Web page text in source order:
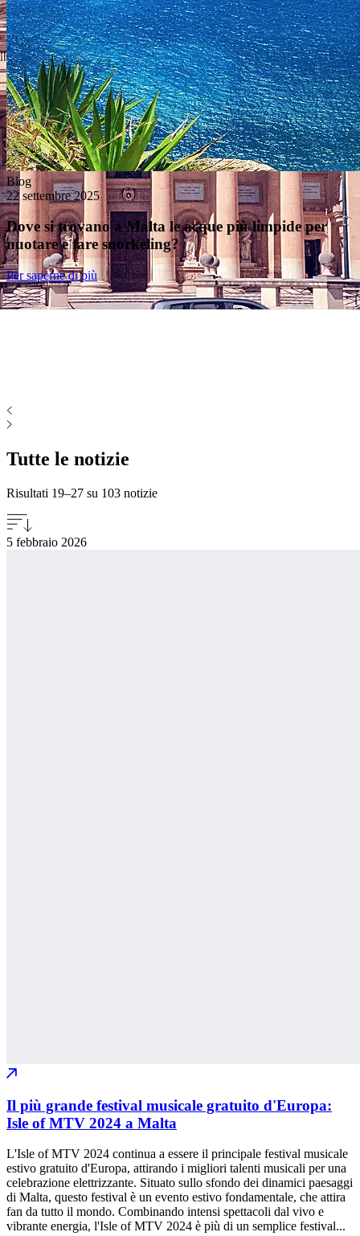
Blog
22 settembre 2025
Dove si trovano a Malta le acque più limpide per
nuotare e fare snorkeling?
Per saperne di più
Tutte le notizie
Risultati 19–27 su 103 notizie
5 febbraio 2026
Il più grande festival musicale gratuito d'Europa:
Isle of MTV 2024 a Malta
L'Isle of MTV 2024 continua a essere il principale festival musicale
estivo gratuito d'Europa, attirando i migliori talenti musicali per una
celebrazione elettrizzante. Situato sullo sfondo dei dinamici paesaggi
di Malta, questo festival è un evento estivo fondamentale, che attira
fan da tutto il mondo. Combinando intensi spettacoli dal vivo e
vibrante energia, l'Isle of MTV 2024 è più di un semplice festival...